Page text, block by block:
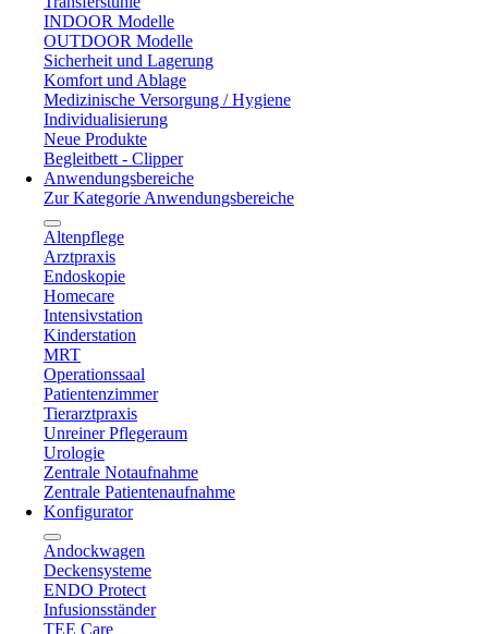
INDOOR Modelle
OUTDOOR Modelle
Sicherheit und Lagerung
Komfort und Ablage
Medizinische Versorgung / Hygiene
Individualisierung
Neue Produkte
Begleitbett - Clipper
Anwendungsbereiche
Zur Kategorie Anwendungsbereiche
Altenpflege
Arztpraxis
Endoskopie
Homecare
Intensivstation
Kinderstation
MRT
Operationssaal
Patientenzimmer
Tierarztpraxis
Unreiner Pflegeraum
Urologie
Zentrale Notaufnahme
Zentrale Patientenaufnahme
Konfigurator
Andockwagen
Deckensysteme
ENDO Protect
Infusionsständer
TEE Care